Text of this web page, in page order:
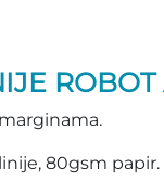
80gsm papir.